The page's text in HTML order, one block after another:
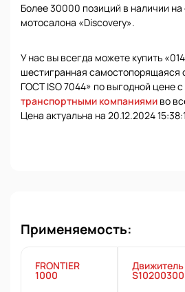
Более 30000 позиций в наличии
мотосалона «Discovery».
У нас вы всегда можете купить
шестигранная
ГОСТ ISO 7044» по выгодной цене с
транспортными компаниями во
Цена актуальна на 20.12.2024
Применяемость:
FRONTIER
1000 S10200300